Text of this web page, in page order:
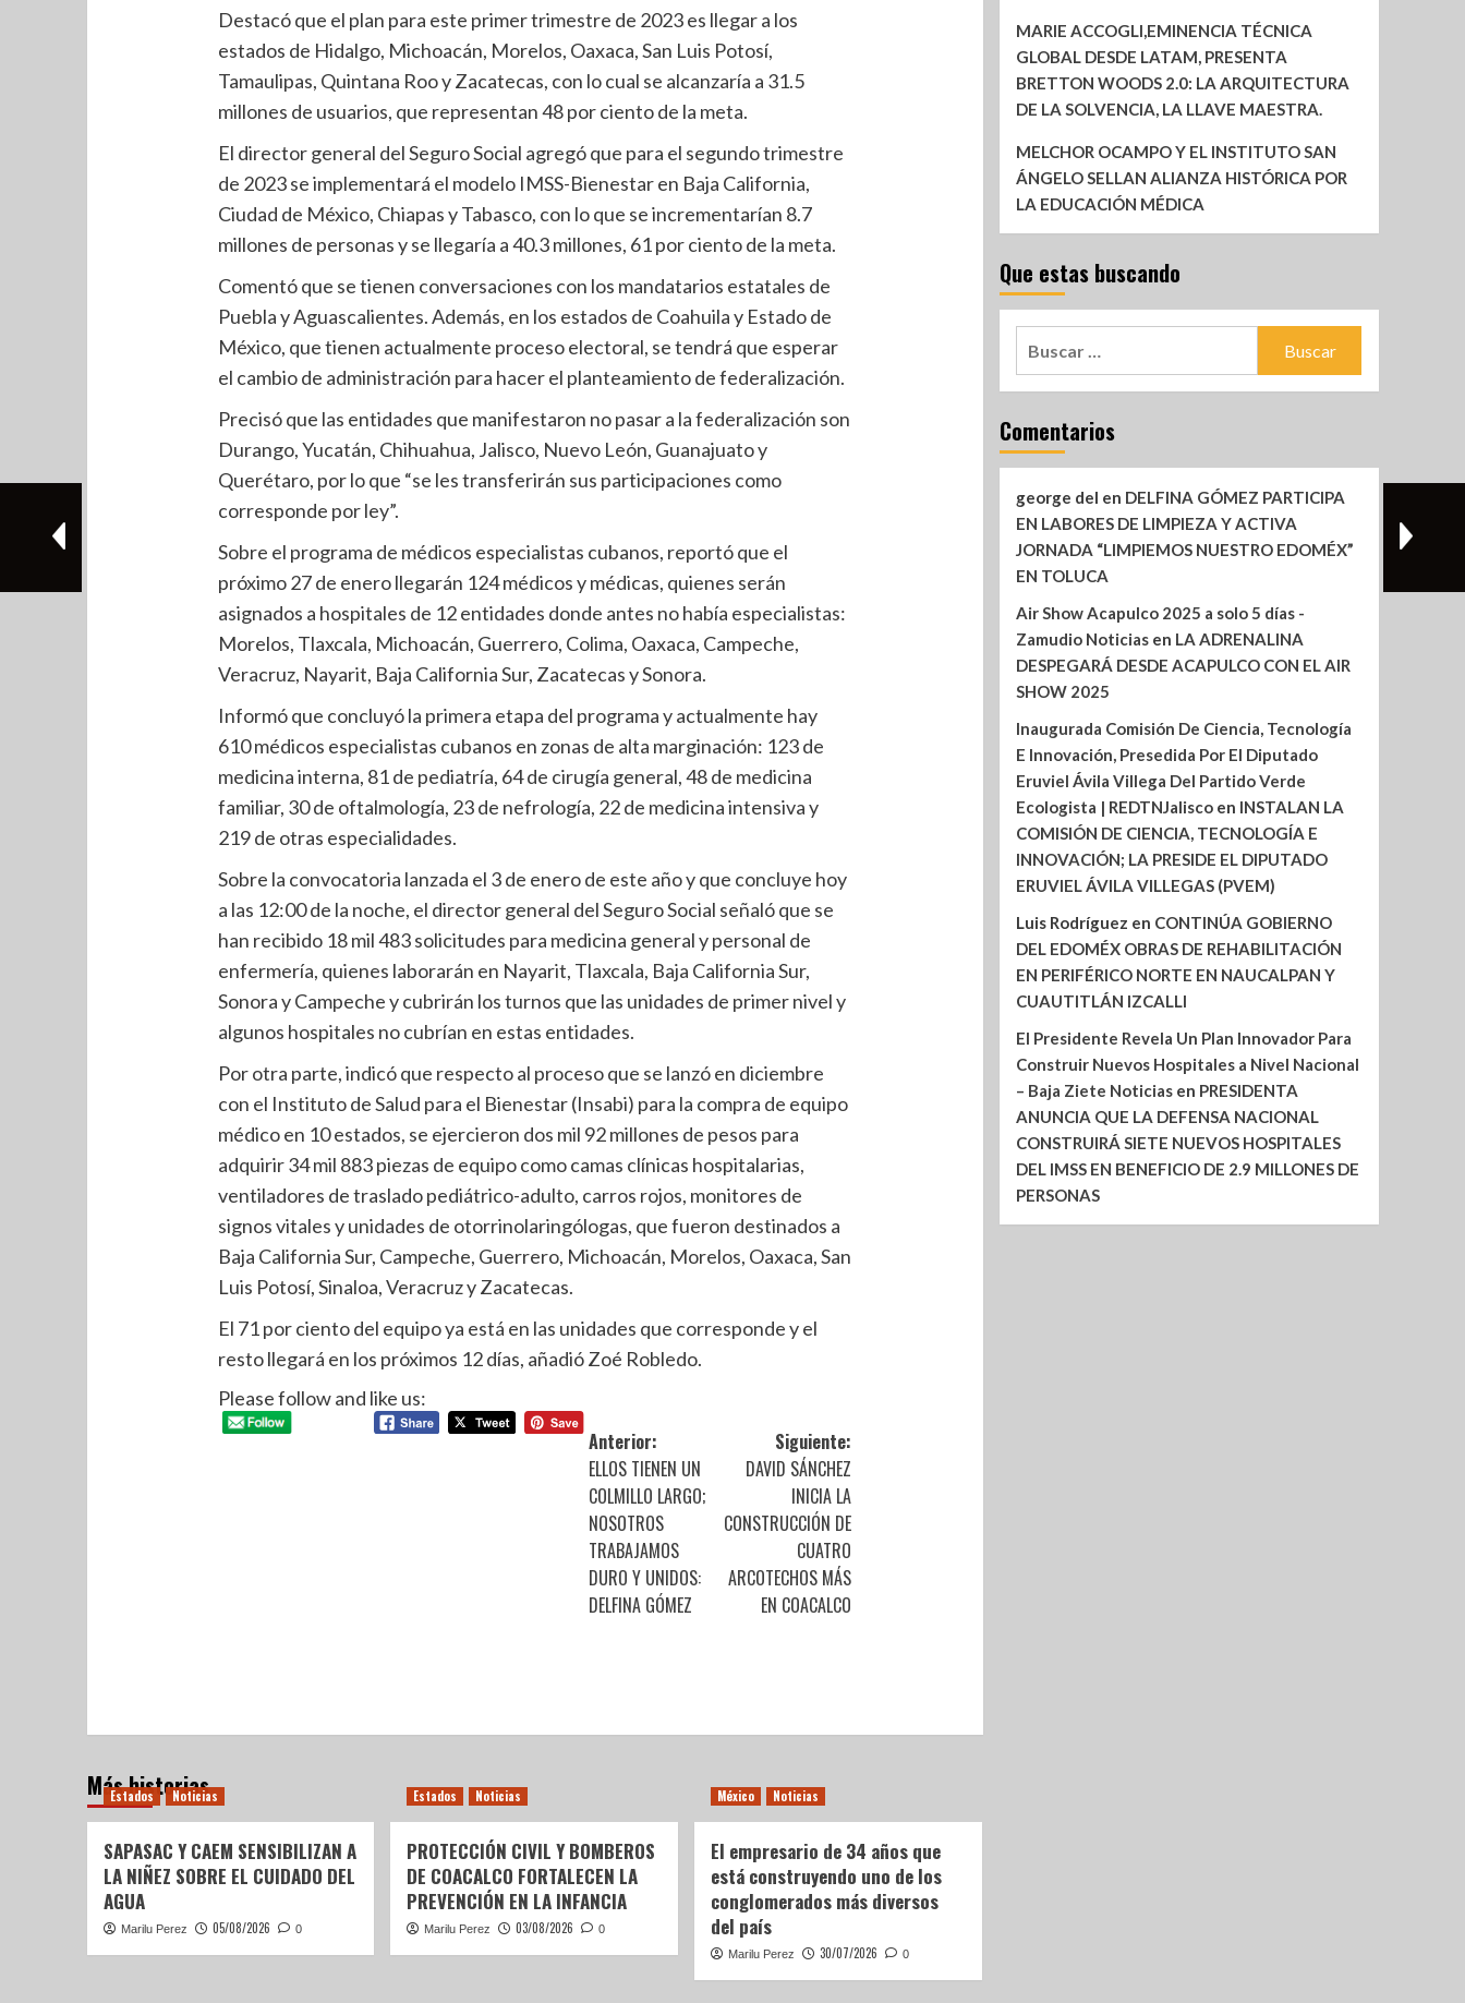
Destacó que el plan para este primer trimestre de 2023 es llegar a los
estados de Hidalgo, Michoacán, Morelos, Oaxaca, San Luis Potosí,
Tamaulipas, Quintana Roo y Zacatecas, con lo cual se alcanzaría a 31.5
millones de usuarios, que representan 48 por ciento de la meta.
El director general del Seguro Social agregó que para el segundo trimestre
de 2023 se implementará el modelo IMSS-Bienestar en Baja California,
Ciudad de México, Chiapas y Tabasco, con lo que se incrementarían 8.7
millones de personas y se llegaría a 40.3 millones, 61 por ciento de la meta.
Comentó que se tienen conversaciones con los mandatarios estatales de
Puebla y Aguascalientes. Además, en los estados de Coahuila y Estado de
México, que tienen actualmente proceso electoral, se tendrá que esperar
el cambio de administración para hacer el planteamiento de federalización.
Precisó que las entidades que manifestaron no pasar a la federalización son
Durango, Yucatán, Chihuahua, Jalisco, Nuevo León, Guanajuato y
Querétaro, por lo que “se les transferirán sus participaciones como
corresponde por ley”.
Sobre el programa de médicos especialistas cubanos, reportó que el
próximo 27 de enero llegarán 124 médicos y médicas, quienes serán
asignados a hospitales de 12 entidades donde antes no había especialistas:
Morelos, Tlaxcala, Michoacán, Guerrero, Colima, Oaxaca, Campeche,
Veracruz, Nayarit, Baja California Sur, Zacatecas y Sonora.
Informó que concluyó la primera etapa del programa y actualmente hay
610 médicos especialistas cubanos en zonas de alta marginación: 123 de
medicina interna, 81 de pediatría, 64 de cirugía general, 48 de medicina
familiar, 30 de oftalmología, 23 de nefrología, 22 de medicina intensiva y
219 de otras especialidades.
Sobre la convocatoria lanzada el 3 de enero de este año y que concluye hoy
a las 12:00 de la noche, el director general del Seguro Social señaló que se
han recibido 18 mil 483 solicitudes para medicina general y personal de
enfermería, quienes laborarán en Nayarit, Tlaxcala, Baja California Sur,
Sonora y Campeche y cubrirán los turnos que las unidades de primer nivel y
algunos hospitales no cubrían en estas entidades.
Por otra parte, indicó que respecto al proceso que se lanzó en diciembre
con el Instituto de Salud para el Bienestar (Insabi) para la compra de equipo
médico en 10 estados, se ejercieron dos mil 92 millones de pesos para
adquirir 34 mil 883 piezas de equipo como camas clínicas hospitalarias,
ventiladores de traslado pediátrico-adulto, carros rojos, monitores de
signos vitales y unidades de otorrinolaringólogas, que fueron destinados a
Baja California Sur, Campeche, Guerrero, Michoacán, Morelos, Oaxaca, San
Luis Potosí, Sinaloa, Veracruz y Zacatecas.
El 71 por ciento del equipo ya está en las unidades que corresponde y el
resto llegará en los próximos 12 días, añadió Zoé Robledo.
Please follow and like us:
Anterior:
ELLOS TIENEN UN
COLMILLO LARGO;
NOSOTROS
TRABAJAMOS
DURO Y UNIDOS:
DELFINA GÓMEZ
Siguiente:
DAVID SÁNCHEZ
INICIA LA
CONSTRUCCIÓN DE
CUATRO
ARCOTECHOS MÁS
EN COACALCO
Más historias
Estados Noticias
SAPASAC Y CAEM SENSIBILIZAN A
LA NIÑEZ SOBRE EL CUIDADO DEL
AGUA
Marilu Perez 05/08/2026 0
Estados Noticias
PROTECCIÓN CIVIL Y BOMBEROS
DE COACALCO FORTALECEN LA
PREVENCIÓN EN LA INFANCIA
Marilu Perez 03/08/2026 0
México Noticias
El empresario de 34 años que
está construyendo uno de los
conglomerados más diversos
del país
Marilu Perez 30/07/2026 0
MARIE ACCOGLI,EMINENCIA TÉCNICA
GLOBAL DESDE LATAM, PRESENTA
BRETTON WOODS 2.0: LA ARQUITECTURA
DE LA SOLVENCIA, LA LLAVE MAESTRA.
MELCHOR OCAMPO Y EL INSTITUTO SAN
ÁNGELO SELLAN ALIANZA HISTÓRICA POR
LA EDUCACIÓN MÉDICA
Que estas buscando
Comentarios
george del en DELFINA GÓMEZ PARTICIPA
EN LABORES DE LIMPIEZA Y ACTIVA
JORNADA “LIMPIEMOS NUESTRO EDOMÉX”
EN TOLUCA
Air Show Acapulco 2025 a solo 5 días -
Zamudio Noticiasen LA ADRENALINA
DESPEGARÁ DESDE ACAPULCO CON EL AIR
SHOW 2025
Inaugurada Comisión De Ciencia, Tecnología
E Innovación, Presedida Por El Diputado
Eruviel Ávila Villega Del Partido Verde
Ecologista | REDTNJaliscoen INSTALAN LA
COMISIÓN DE CIENCIA, TECNOLOGÍA E
INNOVACIÓN; LA PRESIDE EL DIPUTADO
ERUVIEL ÁVILA VILLEGAS (PVEM)
Luis Rodríguez en CONTINÚA GOBIERNO
DEL EDOMÉX OBRAS DE REHABILITACIÓN
EN PERIFÉRICO NORTE EN NAUCALPAN Y
CUAUTITLÁN IZCALLI
El Presidente Revela Un Plan Innovador Para
Construir Nuevos Hospitales a Nivel Nacional
– Baja Ziete Noticiasen PRESIDENTA
ANUNCIA QUE LA DEFENSA NACIONAL
CONSTRUIRÁ SIETE NUEVOS HOSPITALES
DEL IMSS EN BENEFICIO DE 2.9 MILLONES DE
PERSONAS